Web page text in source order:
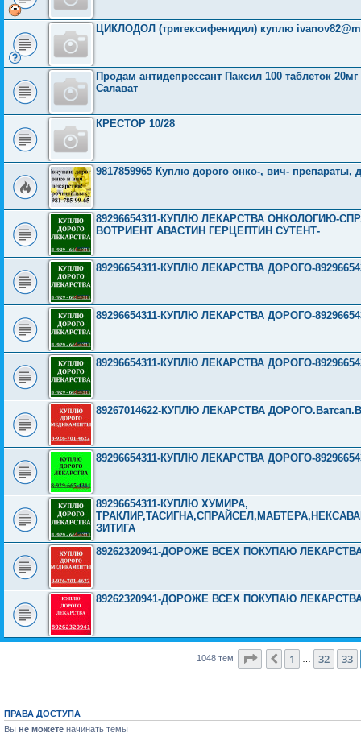
ЦИКЛОДОЛ (тригексифенидил) куплю
Продам антидепрессант Паксил 100 таблеток
Салават
КРЕСТОР 10/28
9817859965 Куплю дорого онко-, вич- препараты,
89296654311-КУПЛЮ ЛЕКАРСТВА ОНКОЛОГИЮ-
ВОТРИЕНТ АВАСТИН ГЕРЦЕПТИН СУТЕНТ-
89296654311-КУПЛЮ ЛЕКАРСТВА ДОРОГО-
89296654311-КУПЛЮ ЛЕКАРСТВА ДОРОГО-
89296654311-КУПЛЮ ЛЕКАРСТВА ДОРОГО-
89267014622-КУПЛЮ ЛЕКАРСТВА
89296654311-КУПЛЮ ЛЕКАРСТВА ДОРОГО-
89296654311-КУПЛЮ ХУМИРА,
ЗИТИГА
89262320941-ДОРОЖЕ ВСЕХ ПОКУПАЮ
89262320941-ДОРОЖЕ ВСЕХ ПОКУПАЮ
1048 тем Страница 34из 42
Пред.
1 32 33
ПРАВА ДОСТУПА
Вы не можете начинать темы